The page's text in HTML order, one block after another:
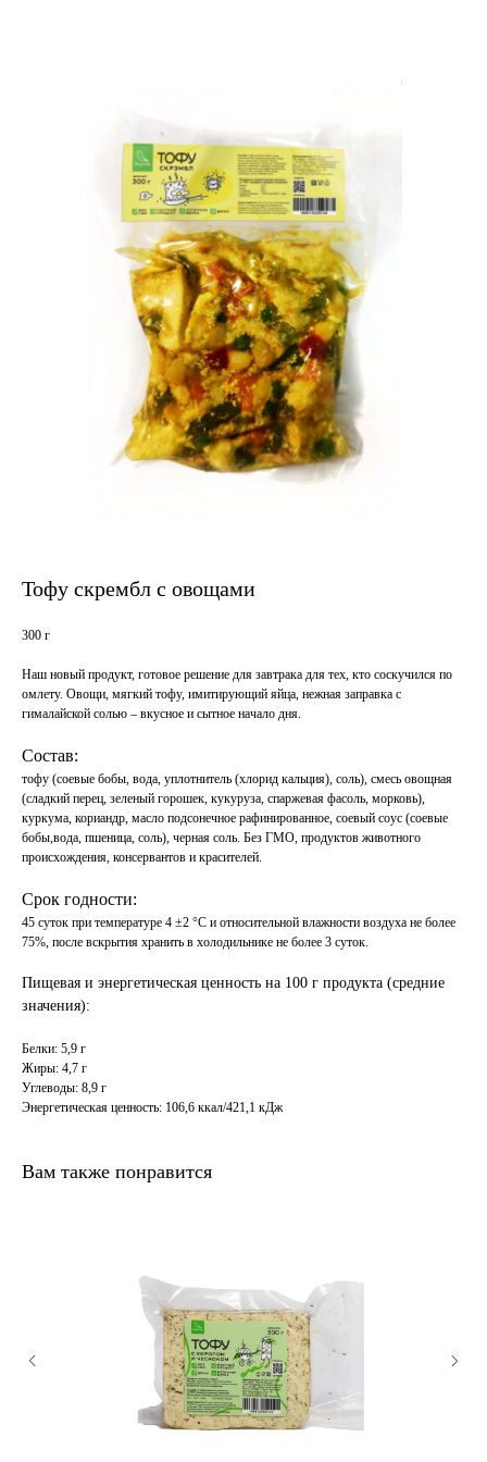
Тофу скрембл с овощами
300 г
Наш новый продукт, готовое решение для завтрака для тех, кто соскучился по
омлету. Овощи, мягкий тофу, имитирующий яйца, нежная заправка с
гималайской солью – вкусное и сытное начало дня.
Состав:
тофу (соевые бобы, вода, уплотнитель (хлорид кальция), соль), смесь овощная
(сладкий перец, зеленый горошек, кукуруза, спаржевая фасоль, морковь),
куркума, кориандр, масло подсонечное рафинированное, соевый соус (соевые
бобы,вода, пшеница, соль), черная соль. Без ГМО, продуктов животного
происхождения, консервантов и красителей.
Срок годности:
45 суток при температуре 4 ±2 °С и относительной влажности воздуха не более
75%, после вскрытия хранить в холодильнике не более 3 суток.
Пищевая и энергетическая ценность на 100 г продукта (средние
значения):
Белки: 5,9 г
Жиры: 4,7 г
Углеводы: 8,9 г
Энергетическая ценность: 106,6 ккал/421,1 кДж
Вам также понравится